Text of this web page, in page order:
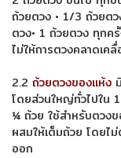
ถ้วยตวง • 1/3 ถ้วยต
ตวง• 1 ถ้วยตวง ทุกค
ไม่ให้การตวงคลาดเคลื่
2.2 ถ้วยตวงของแห้ง
โดยส่วนใหญ่ทั่วไปใน
¼ ถ้วย ใช้สำหรับตวงข
ผสมให้เต็มถ้วย โดยไ
ออก